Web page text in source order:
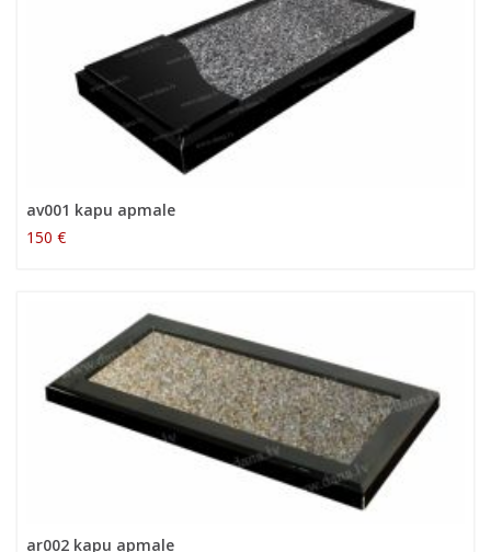
av001 kapu apmale
150 €
ar002 kapu apmale